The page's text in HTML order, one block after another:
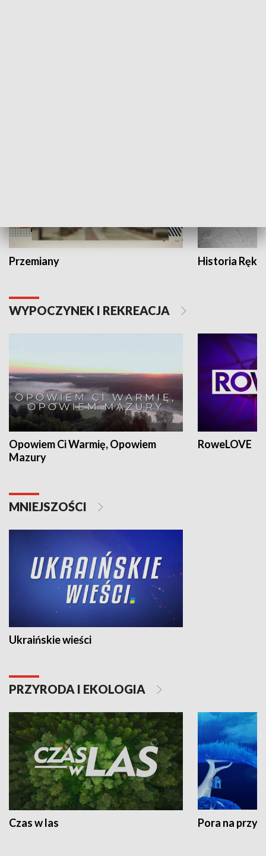
Przemiany Historia Ręką
WYPOCZYNEK I REKREACJA
Opowiem Ci Warmię, Opowiem
Mazury
RoweLOVE
MNIEJSZOŚCI
Ukraińskie wieści
PRZYRODA I EKOLOGIA
Czas w las Pora na